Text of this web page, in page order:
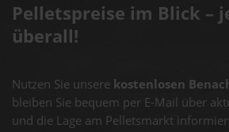
Pelletspreise im Blick –
überall!
Nutzen Sie unsere kostenlosen
bleiben Sie bequem per E-Mail über
und die Lage am Pelletsmarkt